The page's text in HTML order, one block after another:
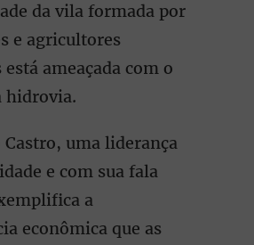
da vila formada por
e agricultores
ameaçada com o
hidrovia.
Castro, uma liderança
e com sua fala
a
econômica que as